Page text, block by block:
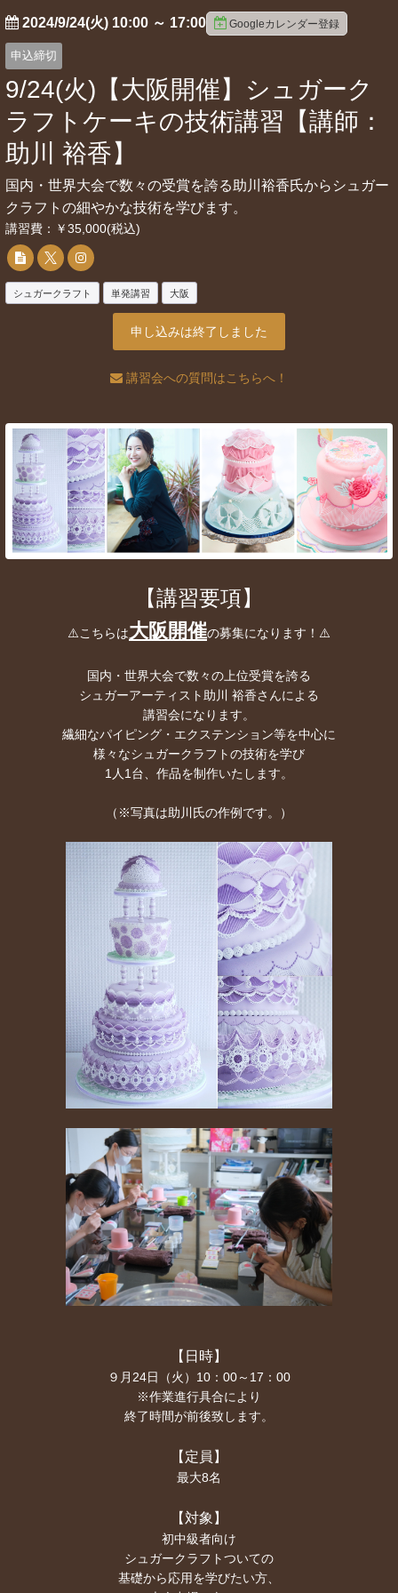
2024/9/24(火) 10:00 ～ 17:00 Googleカレンダー登録
申込締切
9/24(火)【大阪開催】シュガーク
ラフトケーキの技術講習【講師：
助川 裕香】
国内・世界大会で数々の受賞を誇る助川裕香氏からシュガー
クラフトの細やかな技術を学びます。
講習費：￥35,000(税込)
シュガークラフト 単発講習 大阪
申し込みは終了しました
講習会への質問はこちらへ！
【講習要項】
⚠️こちらは大阪開催の募集になります！⚠️
国内・世界大会で数々の上位受賞を誇る
シュガーアーティスト助川 裕香さんによる
講習会になります。
繊細なパイピング・エクステンション等を中心に
様々なシュガークラフトの技術を学び
1人1台、作品を制作いたします。
（※写真は助川氏の作例です。）
【日時】
９月24日（火）10：00～17：00
※作業進行具合により
終了時間が前後致します。
【定員】
最大8名
【対象】
初中級者向け
シュガークラフトついての
基礎から応用を学びたい方、